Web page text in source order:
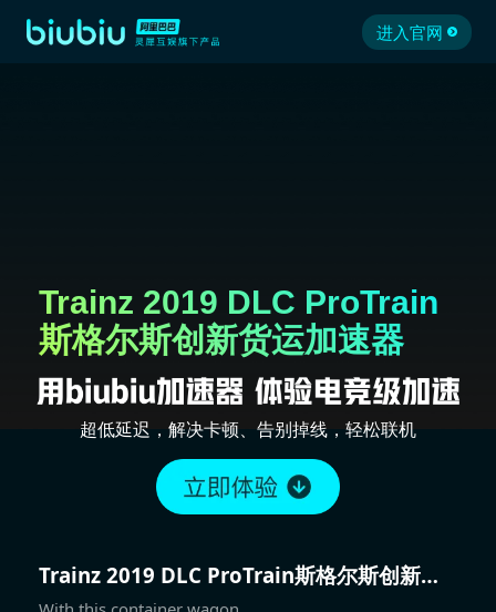
进入官网
Trainz 2019 DLC ProTrain
斯格尔斯创新货运加速器
超低延迟，解决卡顿、告别掉线，轻松联机
Trainz 2019 DLC ProTrain斯格尔斯创新货